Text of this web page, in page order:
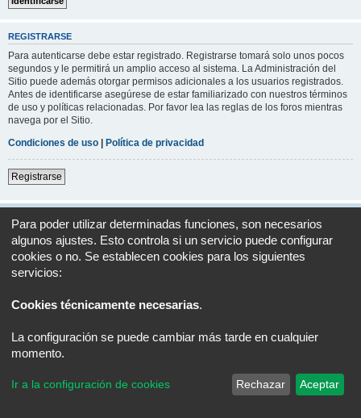
REGISTRARSE
Para autenticarse debe estar registrado. Registrarse tomará solo unos pocos
segundos y le permitirá un amplio acceso al sistema. La Administración del
Sitio puede además otorgar permisos adicionales a los usuarios registrados.
Antes de identificarse asegúrese de estar familiarizado con nuestros términos
de uso y políticas relacionadas. Por favor lea las reglas de los foros mientras
navega por el Sitio.
Condiciones de uso | Política de privacidad
Registrarse
Índice general UTC+02:00
Desarrollado porphpBB® Forum Software © phpBB Limited
Traducción al español porphpBB España
Para poder utilizar determinadas funciones, son necesarios
algunos ajustes. Esto controla si un servicio puede configurar
cookies o no. Se establecen cookies para los siguientes
servicios:
Cookies técnicamente necesarias.
La configuración se puede cambiar más tarde en cualquier
momento.
Ir a la configuración de cookies Rechazar Aceptar